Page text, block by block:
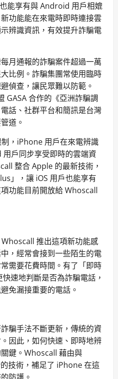
能享有與 Android 用戶相媲
功能能在來電時即時連接雲
辨識資訊，有效提升詐騙電
月通報的詐騙案件超過一萬
比例。詐騙集團常使用臨時
偵查，讓民眾難以防範。
GASA 合作的《亞洲詐騙調
話、社群平台和簡訊是台灣
道。
，iPhone 用戶在來電辨識
戶同步享受即時的雲端資
整合 Apple 的最新技術，
」，讓 iOS 用戶也能享有
功能目前開放給 Whoscall
推出這項新功能感
，經常會接到一些陌生的電
需要花費時間。有了「即時
速地判斷是否為詐騙電話，
免漏接重要的電話。
騙手法不斷更新，傳統的資
因此，如何快速、即時地辨
鍵。Whoscall 藉由與
技術，補足了 iPhone 在這